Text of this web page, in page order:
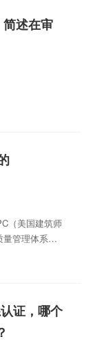
述在审
（美国建筑师
量管理体系认
环境体
证，哪个